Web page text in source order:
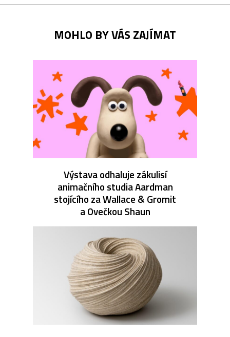
MOHLO BY VÁS ZAJÍMAT
Výstava odhaluje zákulisí
animačního studia Aardman
stojícího za Wallace & Gromit
a Ovečkou Shaun